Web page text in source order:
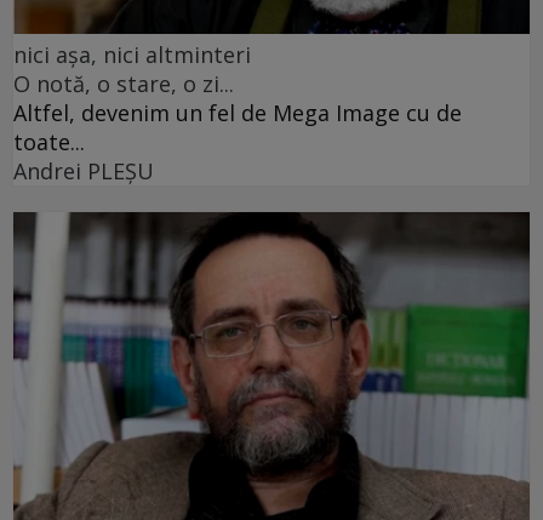
nici așa, nici altminteri
O notă, o stare, o zi...
Altfel, devenim un fel de Mega Image cu de
toate...
Andrei PLEŞU